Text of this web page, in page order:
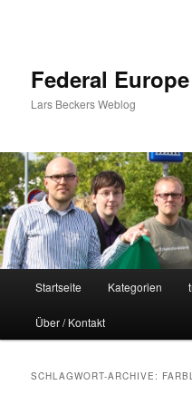
Federal
Lars Beckers Weblog
Startseite Kategorien
Über / Kontakt
SCHLAGWORT-ARCHIVE: